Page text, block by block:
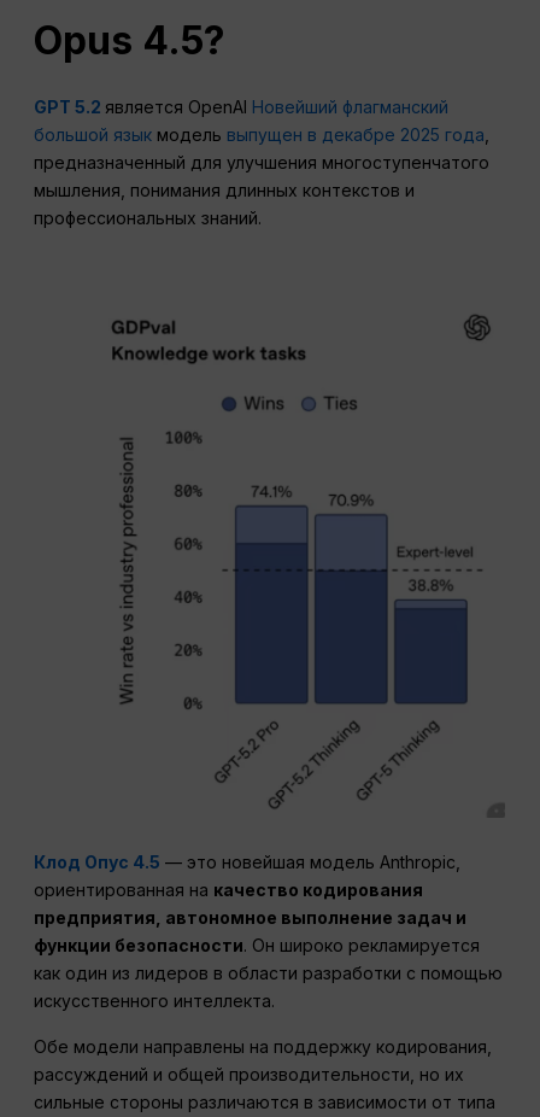
Opus 4.5?
GPT 5.2 является OpenAI Новейший флагманский
большой язык модель выпущен в декабре 2025 года
предназначенный для улучшения многоступенчатого
мышления, понимания длинных контекстов и
профессиональных знаний.
Клод Опус 4.5 — это новейшая модель Anthropic,
ориентированная на качество кодирования
предприятия, автономное выполнение задач и
функции безопасности. Он широко рекламируется
как один из лидеров в области разработки с помощью
искусственного интеллекта.
Обе модели направлены на поддержку кодирования,
рассуждений и общей производительности, но их
сильные стороны различаются в зависимости от типа